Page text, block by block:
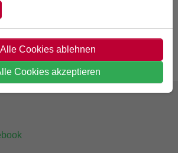
Schulen in Kamen
Alle Cookies ablehnen
Cookies akzeptieren